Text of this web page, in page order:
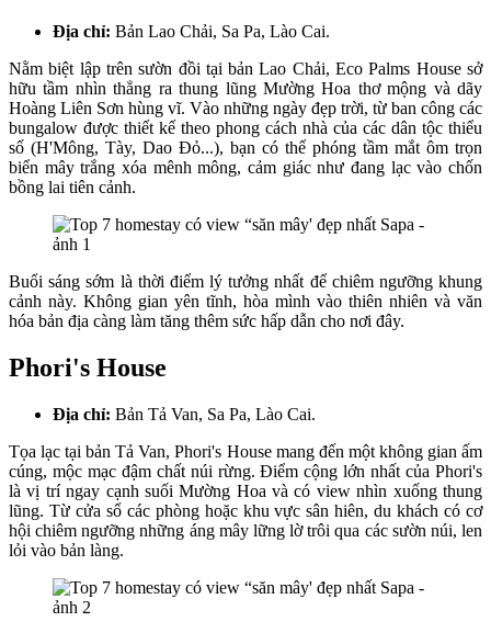
Địa chỉ: Bản Lao Chải, Sa Pa, Lào Cai.
Nằm biệt lập trên sườn đồi tại bản Lao Chải, Eco Palms House sở
hữu tầm nhìn thẳng ra thung lũng Mường Hoa thơ mộng và dãy
Hoàng Liên Sơn hùng vĩ. Vào những ngày đẹp trời, từ ban công các
bungalow được thiết kế theo phong cách nhà của các dân tộc thiểu
số (H'Mông, Tày, Dao Đỏ...), bạn có thể phóng tầm mắt ôm trọn
biển mây trắng xóa mênh mông, cảm giác như đang lạc vào chốn
bồng lai tiên cảnh.
Buổi sáng sớm là thời điểm lý tưởng nhất để chiêm ngưỡng khung
cảnh này. Không gian yên tĩnh, hòa mình vào thiên nhiên và văn
hóa bản địa càng làm tăng thêm sức hấp dẫn cho nơi đây.
Phori's House
Địa chỉ: Bản Tả Van, Sa Pa, Lào Cai.
Tọa lạc tại bản Tả Van, Phori's House mang đến một không gian ấm
cúng, mộc mạc đậm chất núi rừng. Điểm cộng lớn nhất của Phori's
là vị trí ngay cạnh suối Mường Hoa và có view nhìn xuống thung
lũng. Từ cửa sổ các phòng hoặc khu vực sân hiên, du khách có cơ
hội chiêm ngưỡng những áng mây lững lờ trôi qua các sườn núi, len
lỏi vào bản làng.